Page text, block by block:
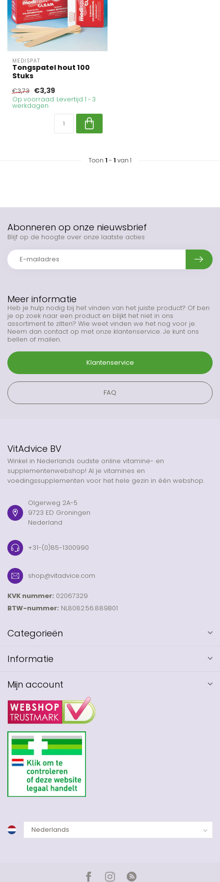
MEDISPAT
Tongspatel hout 100
Stuks
€3,73 €3,39
Op voorraad. Levertijd 1 - 3
werkdagen
Toon 1 - 1 van 1
Meer informatie
Heb je hulp nodig bij het vinden van het juiste product? Of ben
je op zoek naar een product en blijkt het niet in ons
assortiment te zitten? Wie weet vinden we het nog voor je.
Neem dan contact op met onze klantenservice. Je kunt ons
bellen of mailen.
Klantenservice
FAQ
Abonneren op onze nieuwsbrief
Blijf op de hoogte over onze laatste acties
VitAdvice BV
Winkel in Nederlands oudste online vitamine- en
supplementenwebshop! Al je vitamines en
voedingssupplementen voor het hele gezin in één webshop.
Olgerweg 2A-5
9723 ED Groningen
Nederland
+31-(0)85-1300990
shop@vitadvice.com
KVK nummer: 02067329
BTW-nummer: NL8082.56.889B01
Categorieën
Informatie
Mijn account